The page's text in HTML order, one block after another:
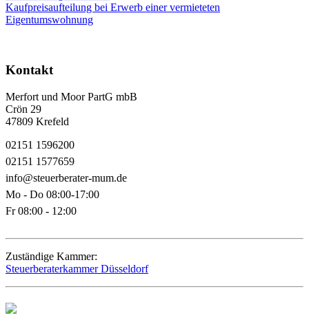
Kaufpreisaufteilung bei Erwerb einer vermieteten
Eigentumswohnung
Kontakt
Merfort und Moor PartG mbB
Crön 29
47809 Krefeld
02151 1596200
02151 1577659
info@steuerberater-mum.de
Mo - Do 08:00-17:00
Fr 08:00 - 12:00
Zuständige Kammer:
Steuerberaterkammer Düsseldorf